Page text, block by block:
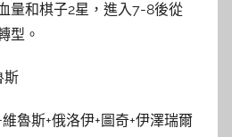
量和棋子2星，進入7-8後從
型。
斯
魯斯+俄洛伊+圖奇+伊澤瑞爾